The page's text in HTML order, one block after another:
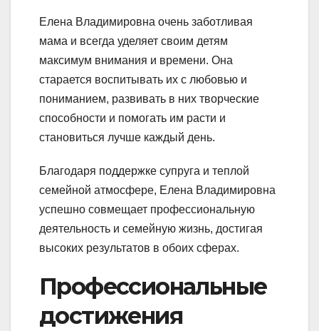
Елена Владимировна очень заботливая
мама и всегда уделяет своим детям
максимум внимания и времени. Она
старается воспитывать их с любовью и
пониманием, развивать в них творческие
способности и помогать им расти и
становиться лучше каждый день.
Благодаря поддержке супруга и теплой
семейной атмосфере, Елена Владимировна
успешно совмещает профессиональную
деятельность и семейную жизнь, достигая
высоких результатов в обоих сферах.
Профессиональные
достижения